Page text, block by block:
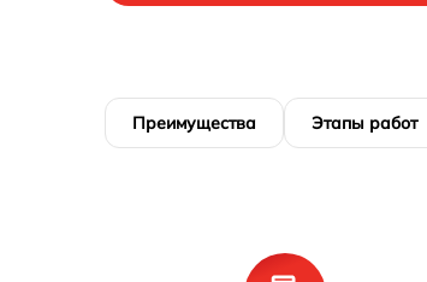
Преимущества Этапы работ